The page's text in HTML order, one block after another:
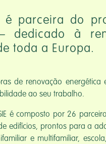
é parceira do
dedicado à
toda a Europa.
de renovação
ao seu trabalho.
é composto por 26
edifícios, prontos para a
e multifamiliar,